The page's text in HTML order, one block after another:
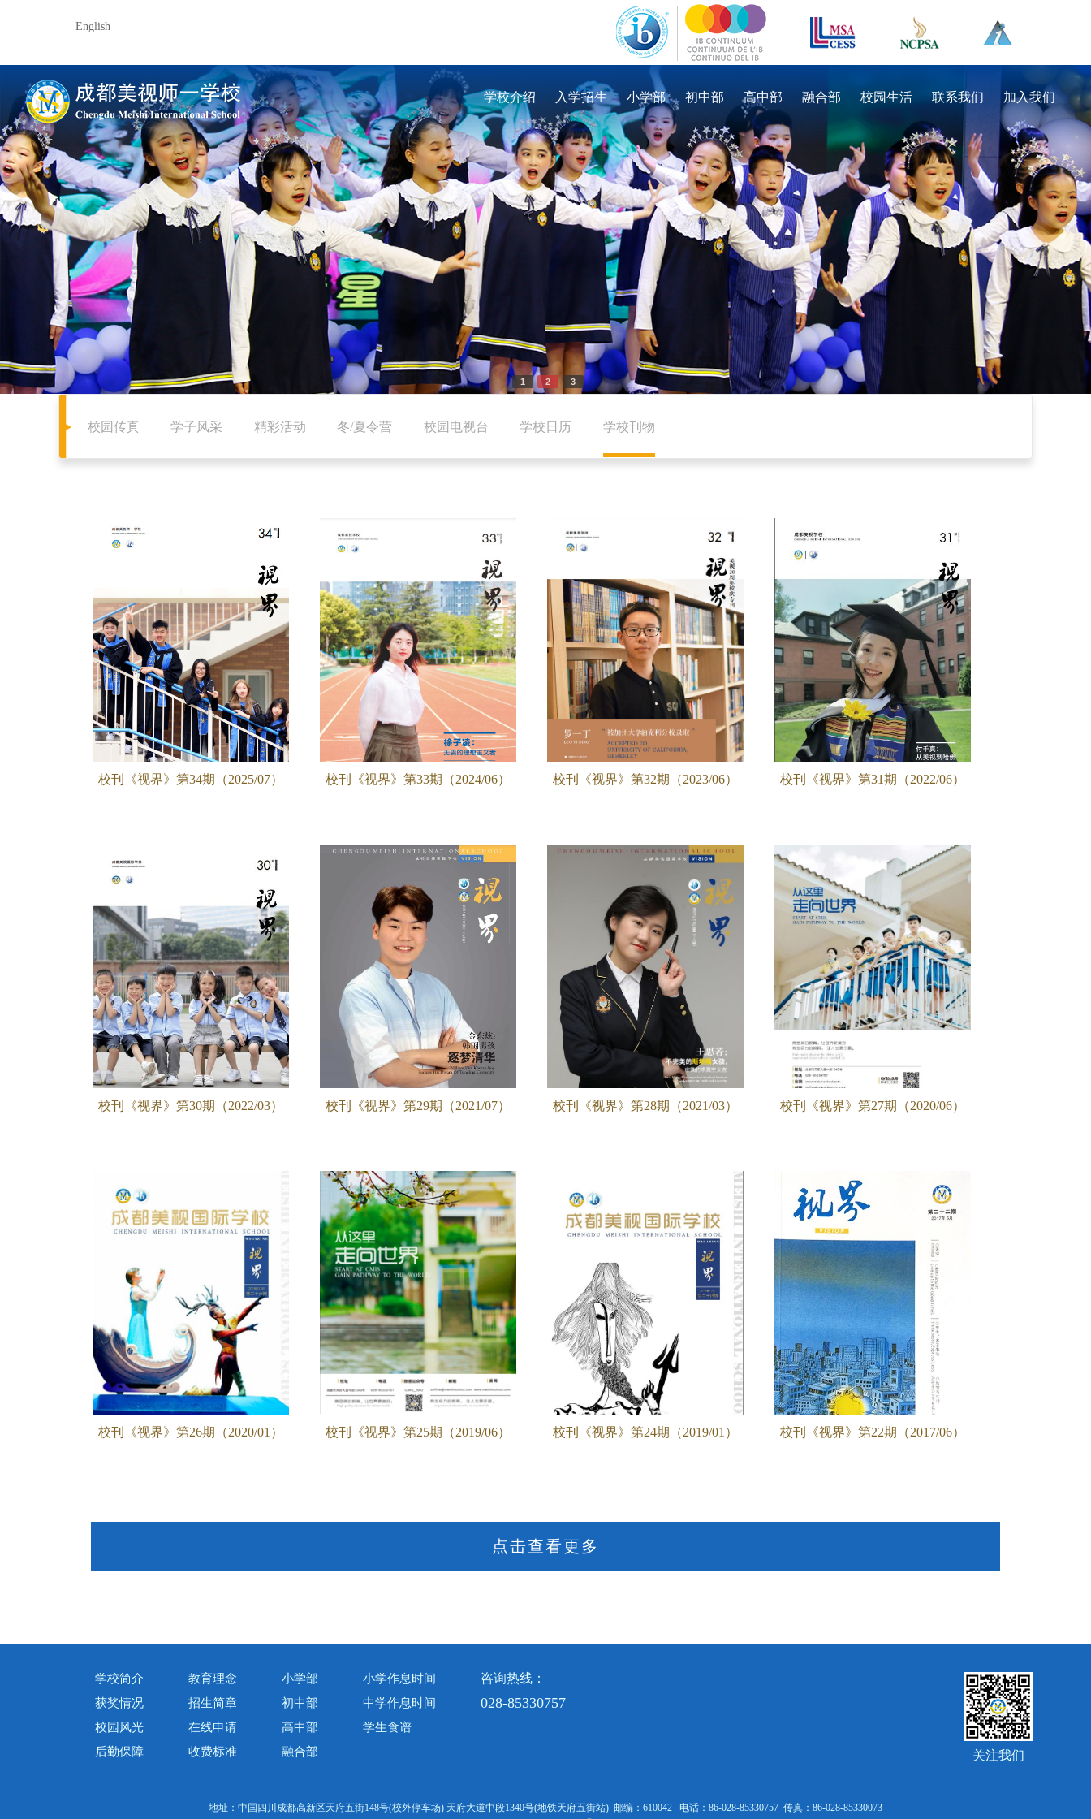
English
学校介绍 入学招生 小学部 初中部 高中部 融合部 校园生活 联系我们 加入我们
1 2 3
校园传真 学子风采 精彩活动 冬/夏令营 校园电视台 学校日历 学校刊物
校刊《视界》第34期（2025/07） 校刊《视界》第33期（2024/06） 校刊《视界》第32期（2023/06） 校刊《视界》第31期（2022/06）
校刊《视界》第30期（2022/03） 校刊《视界》第29期（2021/07） 校刊《视界》第28期（2021/03） 校刊《视界》第27期（2020/06）
校刊《视界》第26期（2020/01） 校刊《视界》第25期（2019/06） 校刊《视界》第24期（2019/01） 校刊《视界》第22期（2017/06）
点击查看更多
学校简介
获奖情况
校园风光
后勤保障
教育理念
招生简章
在线申请
收费标准
小学部
初中部
高中部
融合部
小学作息时间
中学作息时间
学生食谱
咨询热线：
028-85330757
关注我们
地址：中国四川成都高新区天府五街148号(校外停车场) 天府大道中段1340号(地铁天府五街站) 邮编：610042 电话：86-028-85330757 传真：86-028-85330073